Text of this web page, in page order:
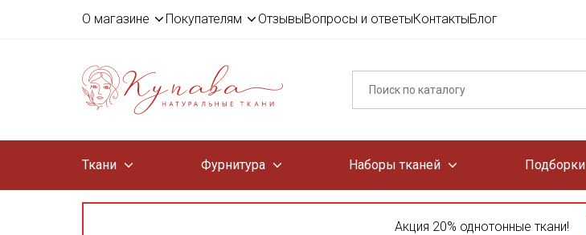
О магазине Покупателям ОтзывыВопросы и ответыКонтактыБлог
Ткани Фурнитура Наборы тканей Подборки
Акция 20% однотонные ткани!